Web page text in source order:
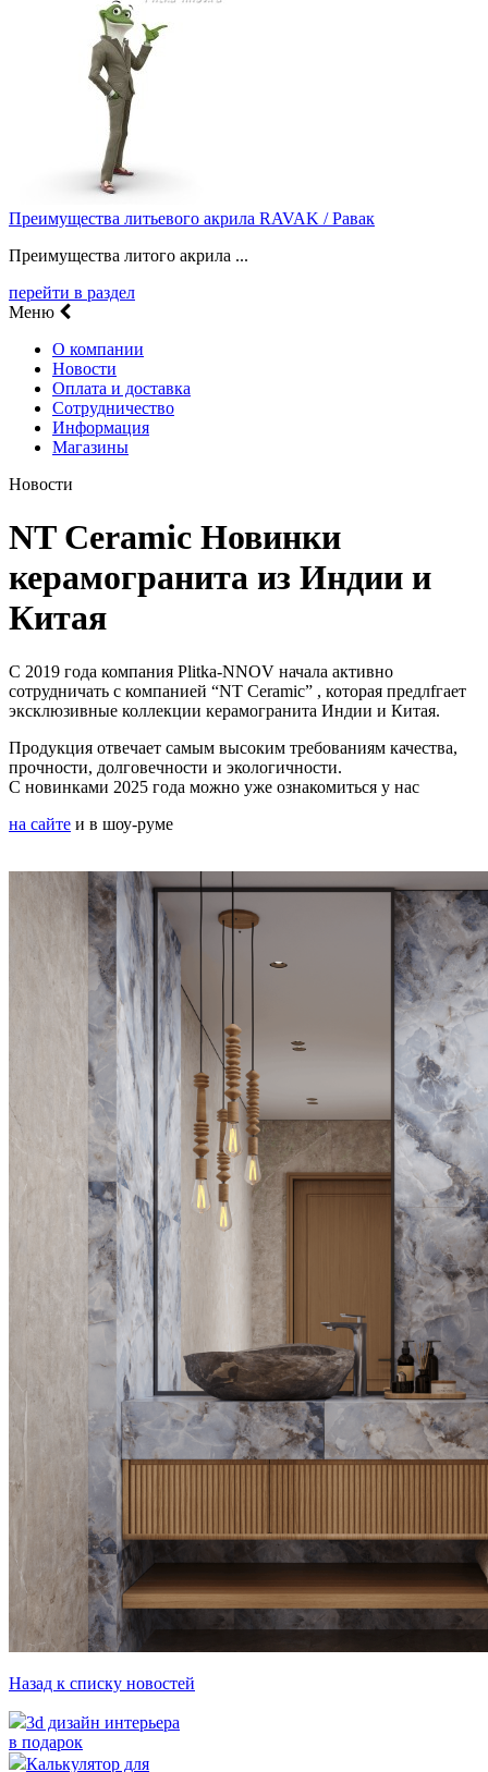
Преимущества литьевого акрила RAVAK / Равак
Преимущества литого акрила ...
перейти в раздел
Меню
О компании
Новости
Оплата и доставка
Сотрудничество
Информация
Магазины
Новости
NT Ceramic Новинки
керамогранита из Индии и
Китая
С 2019 года компания Plitka-NNOV начала активно
сотрудничать с компанией “NT Ceramic” , которая предлfгает
эксклюзивные коллекции керамогранита Индии и Китая.
Продукция отвечает самым высоким требованиям качества,
прочности, долговечности и экологичности.
С новинками 2025 года можно уже ознакомиться у нас
на сайте и в шоу-руме
Назад к списку новостей
3d дизайн интерьера
в подарок
Калькулятор для